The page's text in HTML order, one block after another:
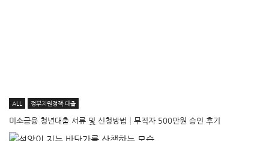
ALL 정부지원정책·대출
미소금융 청년대출 서류 및 신청방법│무직자 500만원 승인 후기